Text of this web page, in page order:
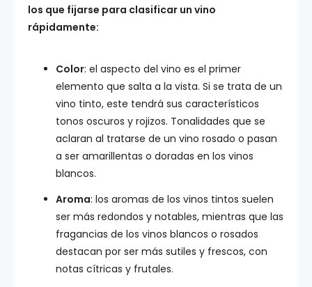
los que fijarse para clasificar un vino
rápidamente:
Color: el aspecto del vino es el primer
elemento que salta a la vista. Si se trata de un
vino tinto, este tendrá sus característicos
tonos oscuros y rojizos. Tonalidades que se
aclaran al tratarse de un vino rosado o pasan
a ser amarillentas o doradas en los vinos
blancos.
Aroma: los aromas de los vinos tintos suelen
ser más redondos y notables, mientras que las
fragancias de los vinos blancos o rosados
destacan por ser más sutiles y frescos, con
notas cítricas y frutales.